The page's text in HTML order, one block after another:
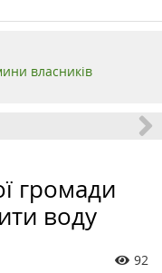
власників
громади
воду
92